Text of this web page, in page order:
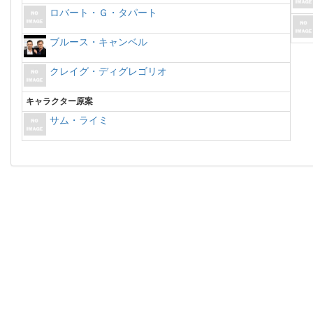
ロバート・Ｇ・タパート
ブルース・キャンベル
クレイグ・ディグレゴリオ
キャラクター原案
サム・ライミ